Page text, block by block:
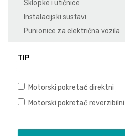
Sklopke i utičnice
Instalacijski sustavi
Punionice za električna vozila
TIP
Motorski pokretač direktni
Motorski pokretač reverzibilni